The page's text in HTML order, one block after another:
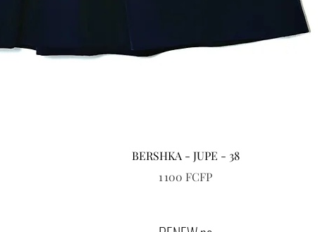
Aperçu rapide
BERSHKA - JUPE - 38
Prix
1 100 FCFP